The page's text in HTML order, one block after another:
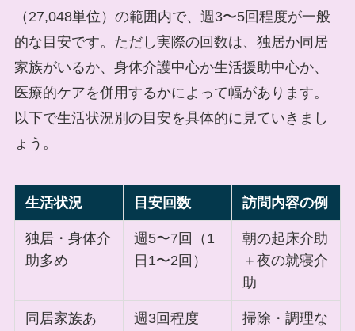
（27,048単位）の範囲内で、週3〜5回程度が一般
的な目安です。ただし実際の回数は、独居か同居
家族がいるか、身体介護中心か生活援助中心か、
医療的ケアを併用するかによって幅があります。
以下で生活状況別の目安を具体的に見ていきまし
ょう。
生活状況 目安回数 訪問内容の例
独居・身体介
助多め
週5〜7回（1
日1〜2回）
朝の起床介助
＋夜の就寝介
助
同居家族あ
週3回程度
掃除・調理な